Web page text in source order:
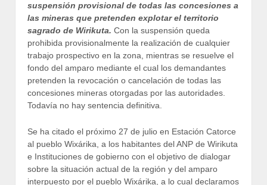
suspensión provisional de todas las concesiones a
las mineras que pretenden explotar el territorio
sagrado de Wirikuta. Con la suspensión queda
prohibida provisionalmente la realización de cualquier
trabajo prospectivo en la zona, mientras se resuelve el
fondo del amparo mediante el cual los demandantes
pretenden la revocación o cancelación de todas las
concesiones mineras otorgadas por las autoridades.
Todavía no hay sentencia definitiva.
Se ha citado el próximo 27 de julio en Estación Catorce
al pueblo Wixárika, a los habitantes del ANP de Wirikuta
e Instituciones de gobierno con el objetivo de dialogar
sobre la situación actual de la región y del amparo
interpuesto por el pueblo Wixárika, a lo cual declaramos